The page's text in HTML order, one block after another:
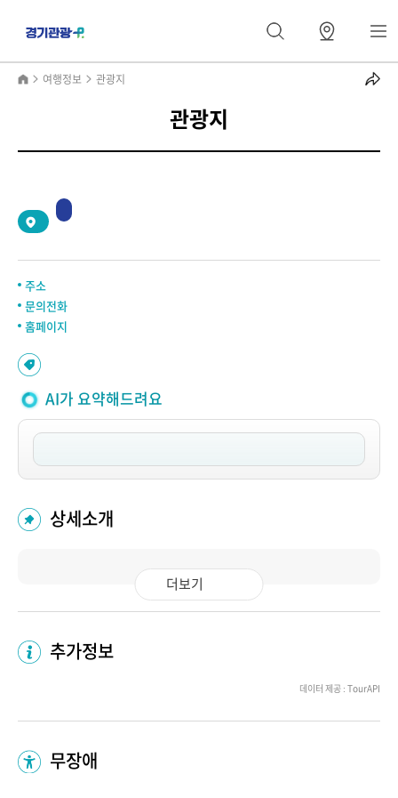
여행정보 관광지
관광지
주소
문의전화
홈페이지
AI가 요약해드려요
상세소개
더보기
추가정보
데이터 제공 : TourAPI
무장애